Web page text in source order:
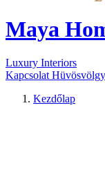
Maya
Luxury Interiors
Kapcsolat
Kezdőlap